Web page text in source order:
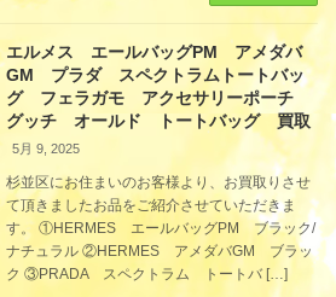
エルメス エールバッグPM アメダバ
GM プラダ スペクトラムトートバッ
グ フェラガモ アクセサリーポーチ
グッチ オールド トートバッグ 買取
5月 9, 2025
杉並区にお住まいのお客様より、お買取りさせ
て頂きましたお品をご紹介させていただきま
す。 ①HERMES エールバッグPM ブラック/
ナチュラル ②HERMES アメダバGM ブラッ
ク ③PRADA スペクトラム トートバ […]